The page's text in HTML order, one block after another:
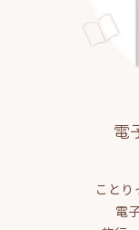
電
ことり
電